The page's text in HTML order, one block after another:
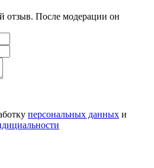
отзыв. После модерации он
персональных данных и